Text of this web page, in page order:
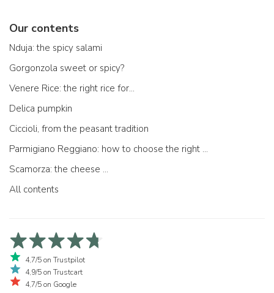
Our contents
Nduja: the spicy salami
Gorgonzola sweet or spicy?
Venere Rice: the right rice for...
Delica pumpkin
Ciccioli, from the peasant tradition
Parmigiano Reggiano: how to choose the right one
Scamorza: the cheese ...
All contents
4,7/5 on Trustpilot
4,9/5 on Trustcart
4,7/5 on Google